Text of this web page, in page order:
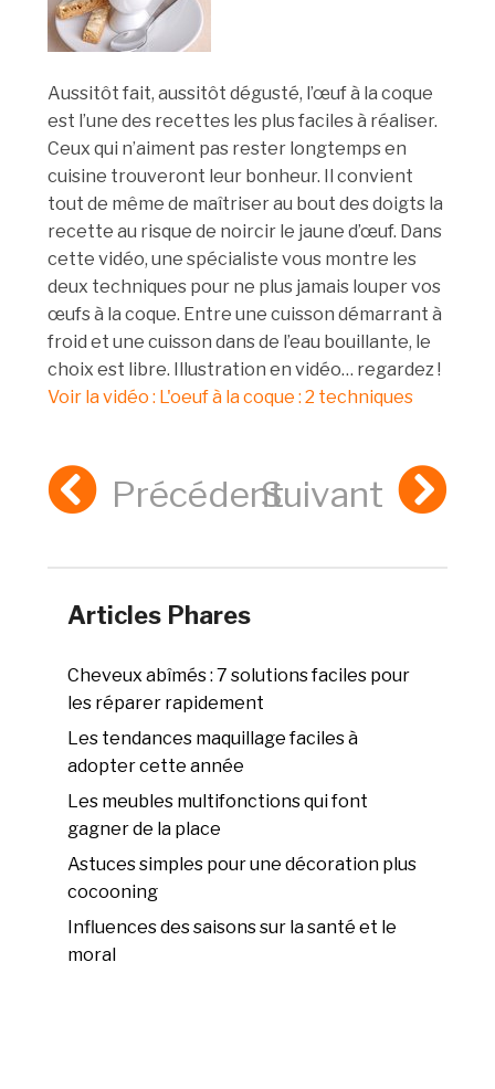
Aussitôt fait, aussitôt dégusté, l’œuf à la coque
est l’une des recettes les plus faciles à réaliser.
Ceux qui n’aiment pas rester longtemps en
cuisine trouveront leur bonheur. Il convient
tout de même de maîtriser au bout des doigts la
recette au risque de noircir le jaune d’œuf. Dans
cette vidéo, une spécialiste vous montre les
deux techniques pour ne plus jamais louper vos
œufs à la coque. Entre une cuisson démarrant à
froid et une cuisson dans de l’eau bouillante, le
choix est libre. Illustration en vidéo… regardez !
Voir la vidéo : L'oeuf à la coque : 2 techniques
PrécédentSuivant
Articles Phares
Cheveux abîmés : 7 solutions faciles pour
les réparer rapidement
Les tendances maquillage faciles à
adopter cette année
Les meubles multifonctions qui font
gagner de la place
Astuces simples pour une décoration plus
cocooning
Influences des saisons sur la santé et le
moral